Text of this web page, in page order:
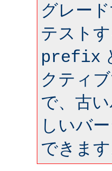
グレー
テスト
prefix
クティ
で、古
しいバ
できます